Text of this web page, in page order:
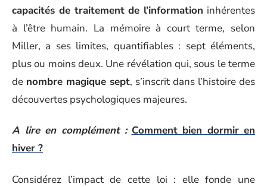
capacités de traitement de l’information inhérentes
à l’être humain. La mémoire à court terme, selon
Miller, a ses limites, quantifiables : sept éléments,
plus ou moins deux. Une révélation qui, sous le terme
de nombre magique sept, s’inscrit dans l’histoire des
découvertes psychologiques majeures.
A lire en complément : Comment bien dormir en
hiver ?
Considérez l’impact de cette loi : elle fonde une